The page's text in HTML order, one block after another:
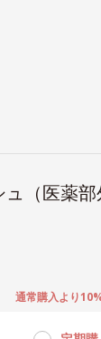
（医薬部
通常購入より